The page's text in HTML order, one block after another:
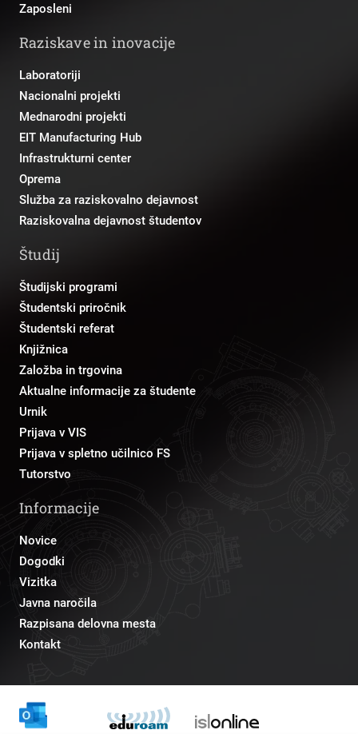
Zaposleni
Raziskave in inovacije
Laboratoriji
Nacionalni projekti
Mednarodni projekti
EIT Manufacturing Hub
Infrastrukturni center
Oprema
Služba za raziskovalno dejavnost
Raziskovalna dejavnost študentov
Študij
Študijski programi
Študentski priročnik
Študentski referat
Knjižnica
Založba in trgovina
Aktualne informacije za študente
Urnik
Prijava v VIS
Prijava v spletno učilnico FS
Tutorstvo
Informacije
Novice
Dogodki
Vizitka
Javna naročila
Razpisana delovna mesta
Kontakt